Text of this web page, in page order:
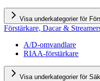
Visa underkategorier för
Förstärkare, Dacar &
A/D-omvandlare
RIAA-förstärkare
Visa underkategorier för